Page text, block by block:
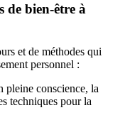
de bien-être à
et de méthodes qui
personnel :
pleine conscience, la
techniques pour la